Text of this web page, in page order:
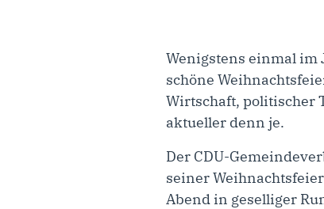
Wenigstens einmal im
schöne
Wirtschaft, politischer
aktueller denn je.
Der CDU-
seiner
Abend in geselliger